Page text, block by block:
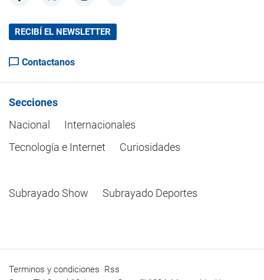
RECIBÍ EL NEWSLETTER
Contactanos
Secciones
Nacional
Internacionales
Tecnología e Internet
Curiosidades
Subrayado Show Subrayado Deportes
Terminos y condiciones Rss